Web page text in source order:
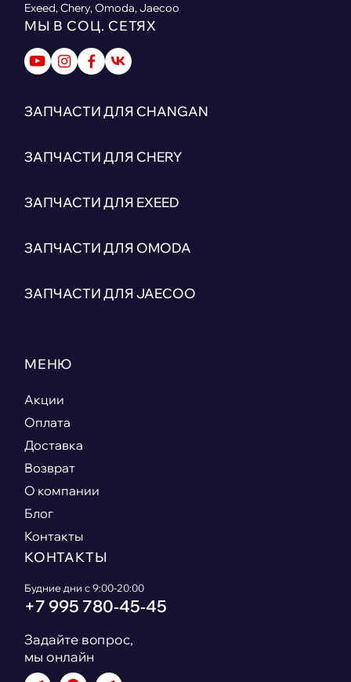
Exeed, Chery, Omoda, Jaecoo
МЫ В СОЦ. СЕТЯХ
ЗАПЧАСТИ ДЛЯ CHANGAN
ЗАПЧАСТИ ДЛЯ CHERY
ЗАПЧАСТИ ДЛЯ EXEED
ЗАПЧАСТИ ДЛЯ OMODA
ЗАПЧАСТИ ДЛЯ JAECOO
МЕНЮ
Акции
Оплата
Доставка
Возврат
О компании
Блог
Контакты
КОНТАКТЫ
Будние дни с 9:00-20:00
+7 995 780‑45‑45
Задайте вопрос,
мы онлайн